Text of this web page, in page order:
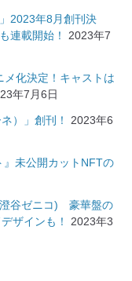
2023年8月創刊決
連載開始！
2023年7
メ化決定！キャストは
年7月6日
）」創刊！
2023年6
』未公開カットNFTの
澄谷ゼニコ) 豪華盤の
ザインも！
2023年3